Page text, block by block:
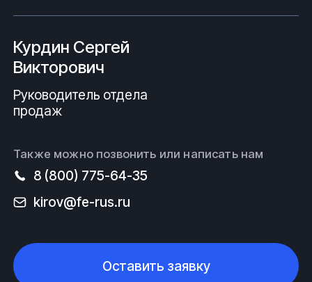
Курдин Сергей
Викторович
Руководитель отдела
продаж
Также можно позвонить или написать нам
8 (800) 775-64-35
kirov@fe-rus.ru
Оставить заявку